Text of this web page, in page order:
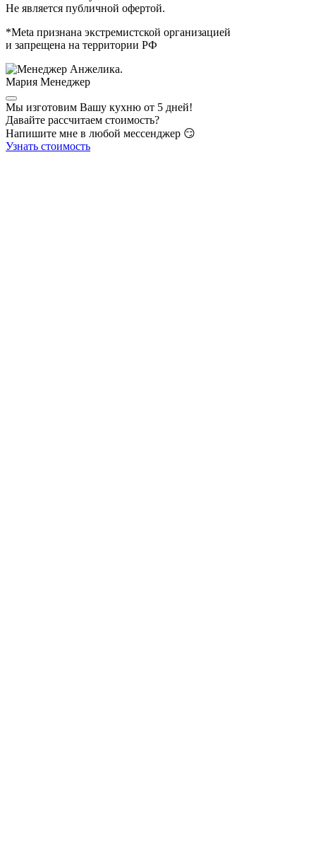
Не является публичной офертой.
*Meta признана экстремистской организацией
и запрещена на территории РФ
Мария Менеджер
Мы изготовим Вашу кухню от 5 дней!
Давайте рассчитаем стоимость?
Напишите мне в любой мессенджер 😏
Узнать стоимость